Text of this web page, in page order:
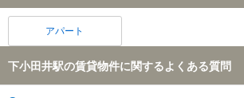
アパート
下小田井駅の賃貸物件に関するよくある質問